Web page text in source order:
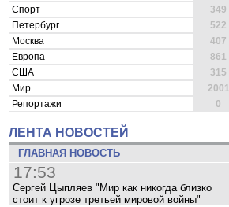
Спорт
349
Петербург
522
Москва
407
Европа
861
США
315
Мир
2001
Репортажи
0
ЛЕНТА НОВОСТЕЙ
ГЛАВНАЯ НОВОСТЬ
17:53
Сергей Цыпляев "Мир как никогда близко
стоит к угрозе третьей мировой войны"